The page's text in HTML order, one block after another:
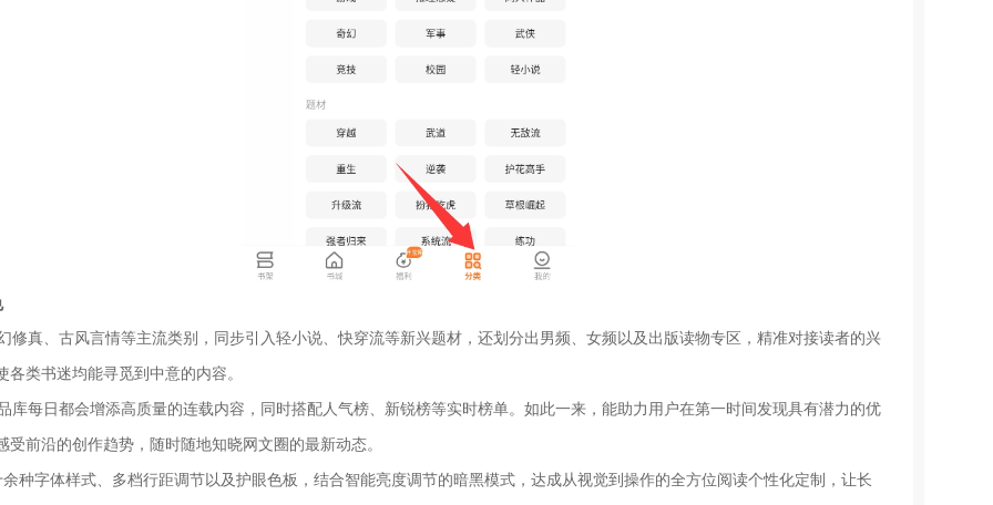
修真、古风言情等主流类别，同步引入轻小说、快穿流等新兴题材，还划分出男频、女频以及出版读物专区，精准对接读者的兴
各类书迷均能寻觅到中意的内容。
库每日都会增添高质量的连载内容，同时搭配人气榜、新锐榜等实时榜单。如此一来，能助力用户在第一时间发现具有潜力的优
受前沿的创作趋势，随时随地知晓网文圈的最新动态。
种字体样式、多档行距调节以及护眼色板，结合智能亮度调节的暗黑模式，达成从视觉到操作的全方位阅读个性化定制，让长